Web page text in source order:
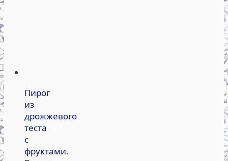
Пирог
из
дрожжевого
теста
с
фруктами.